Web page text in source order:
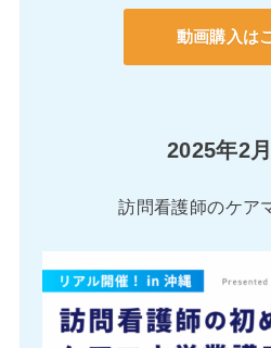
動画購入は
2025年2
訪問看護師のケア